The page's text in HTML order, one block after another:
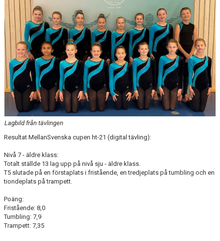
Lagbild från tävlingen
Resultat MellanSvenska cupen ht-21 (digital tävling):
Nivå 7 - äldre klass:
Totalt ställde 13 lag upp på nivå sju - äldre klass.
T5 slutade på en förstaplats i fristående, en tredjeplats på tumbling och en
tiondeplats på trampett.
Poäng:
Fristående: 8,0
Tumbling: 7,9
Trampett: 7,35